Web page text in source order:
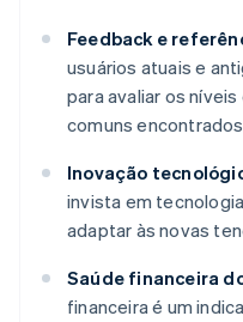
Feedback e
usuários atuais e
para avaliar os
comuns
Inovação
invista em
adaptar às novas
Saúde financeira
financeira é um